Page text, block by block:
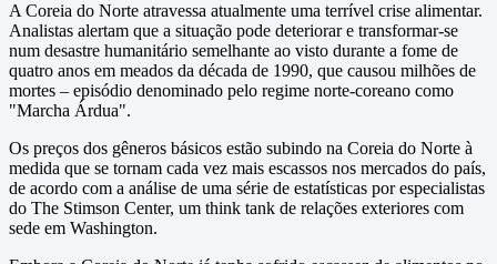
A Coreia do Norte atravessa atualmente uma terrível crise alimentar.
Analistas alertam que a situação pode deteriorar e transformar-se
num desastre humanitário semelhante ao visto durante a fome de
quatro anos em meados da década de 1990, que causou milhões de
mortes – episódio denominado pelo regime norte-coreano como
"Marcha Árdua".
Os preços dos gêneros básicos estão subindo na Coreia do Norte à
medida que se tornam cada vez mais escassos nos mercados do país,
de acordo com a análise de uma série de estatísticas por especialistas
do The Stimson Center, um think tank de relações exteriores com
sede em Washington.